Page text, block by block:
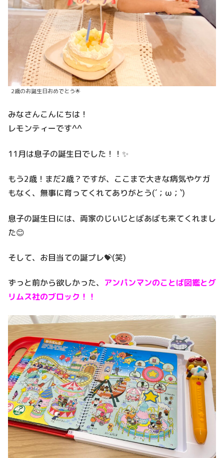
2歳のお誕生日おめでとう🌟
みなさんこんにちは！
レモンティーです^^
11月は息子の誕生日でした！！✨
もう2歳！まだ2歳？ですが、ここまで大きな病気やケガ
もなく、無事に育ってくれてありがとう(´；ω；`)
息子の誕生日には、両家のじいじとばあばも来てくれまし
た😊
そして、お目当ての誕プレ💝(笑)
ずっと前から欲しかった、 アンパンマンのことば図鑑とグ
リムス社のブロック！！